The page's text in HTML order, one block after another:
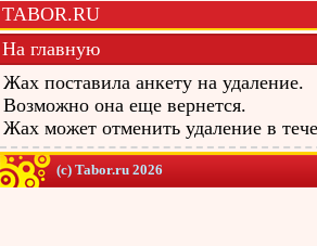
TABOR.RU
На главную
Жах поставила анкету на удаление.
Возможно она еще вернется.
Жах может отменить удаление в
(c) Tabor.ru 2026